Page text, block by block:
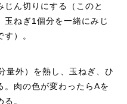
ん切りにする（このと
玉ねぎ1個分を一緒にみじ
）。
量外）を熱し、玉ねぎ、ひ
。肉の色が変わったらAを
。